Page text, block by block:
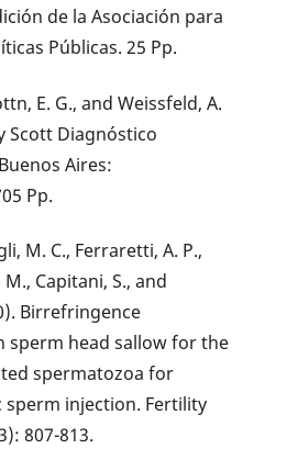
de la Asociación para
Públicas. 25 Pp.
E. G., and Weissfeld, A.
Scott Diagnóstico
Aires:
Pp.
M. C., Ferraretti, A. P.,
Capitani, S., and
Birrefringence
sperm head sallow for the
spermatozoa for
injection. Fertility
807-813.